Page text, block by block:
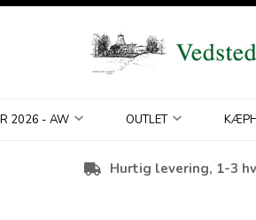
2026 - AW OUTLET
Hurtig levering, 1-3